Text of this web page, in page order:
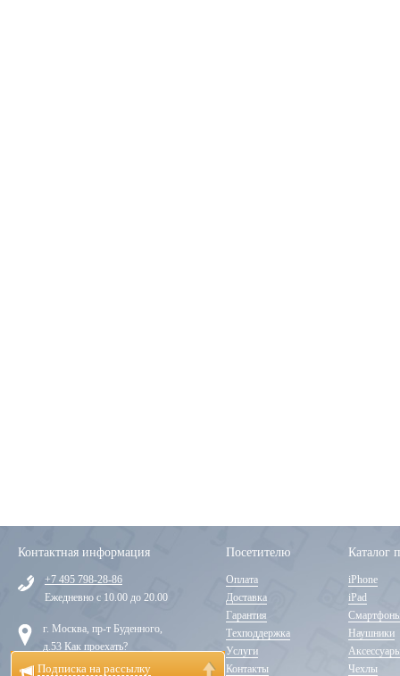
Контактная информация
+7 495 798-28-86
Ежедневно с 10.00 до 20.00
г. Москва, пр-т Буденного,
д.53 Как проехать?
Посетителю
Оплата
Доставка
Гарантия
Техподдержка
Услуги
Контакты
Каталог
iPhone
iPad
Наушники
Чехлы
Подписка на рассылку